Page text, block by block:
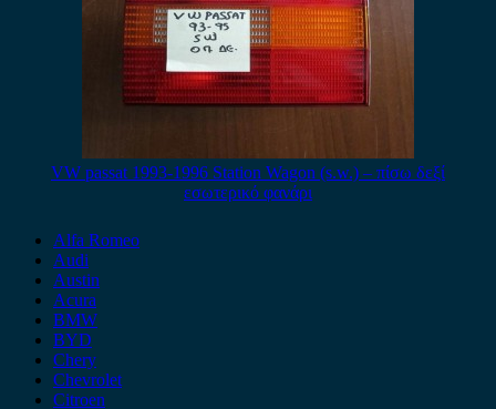
VW passat 1993-1996 Station Wagon (s.w.) – πίσω δεξί
εσωτερικό φανάρι
Alfa Romeo
Audi
Austin
Acura
BMW
BYD
Chery
Chevrolet
Citroen